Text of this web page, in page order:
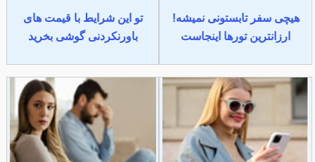
هیچی سفر تابستونی نمیشه!
ارزانترین تورها اینجاست
تو این شرایط با قیمت های
باورنکردنی گوشی بخرید